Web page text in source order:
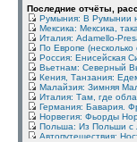
Последние отчёты,
Румыния: В Румынии
Мексика: Мексика,
Италия: Adamello-
По Европе
Россия: Енисейская
Вьетнам: Северный
Кения, Танзания:
Малайзия: Зимняя
Италия: Там, где
Германия: Бавария.
Норвегия: Фьорды
Польша: Из Польши с
Автопутешествия: